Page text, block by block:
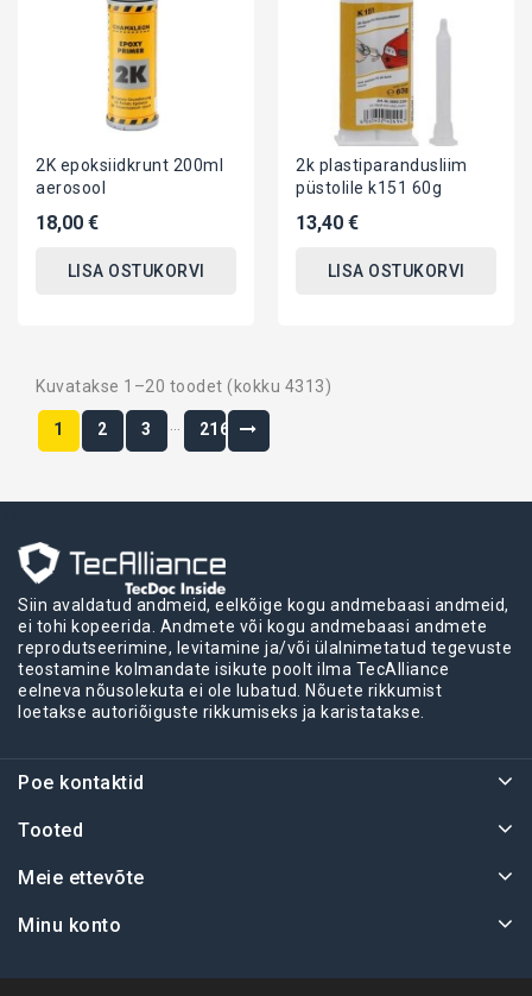
2K epoksiidkrunt 200ml
aerosool
18,00 €
LISA OSTUKORVI
2k plastiparandusliim
püstolile k151 60g
13,40 €
LISA OSTUKORVI
Kuvatakse 1–20 toodet (kokku 4313)
1 2 3 216
Siin avaldatud andmeid, eelkõige kogu andmebaasi andmeid,
ei tohi kopeerida. Andmete või kogu andmebaasi andmete
reprodutseerimine, levitamine ja/või ülalnimetatud tegevuste
teostamine kolmandate isikute poolt ilma TecAlliance
eelneva nõusolekuta ei ole lubatud. Nõuete rikkumist
loetakse autoriõiguste rikkumiseks ja karistatakse.
Poe kontaktid
Tooted
Meie ettevõte
Minu konto